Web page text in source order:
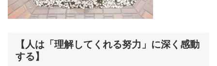
【人は「理解してくれる努力」に深く感動
する】